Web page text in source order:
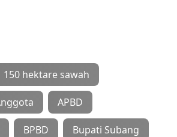
150 hektare sawah
APBD
BPBD Bupati Subang